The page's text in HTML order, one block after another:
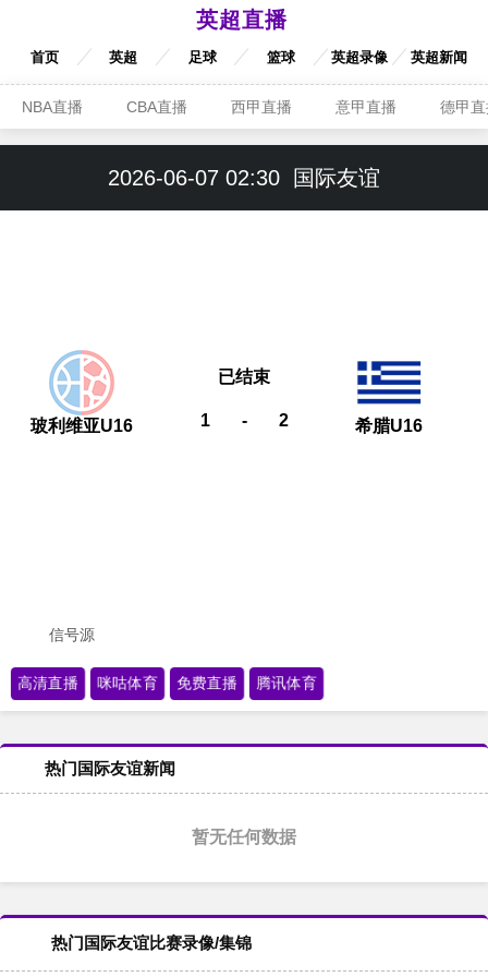
英超直播
首页 英超 足球 篮球 英超录像 英超新闻
NBA直播 CBA直播 西甲直播 意甲直播 德甲
2026-06-07 02:30 国际友谊
玻利维亚U16 1 - 2
已结束
希腊U16
信号源
高清直播 咪咕体育 免费直播 腾讯体育
热门国际友谊新闻
暂无任何数据
热门国际友谊比赛录像/集锦